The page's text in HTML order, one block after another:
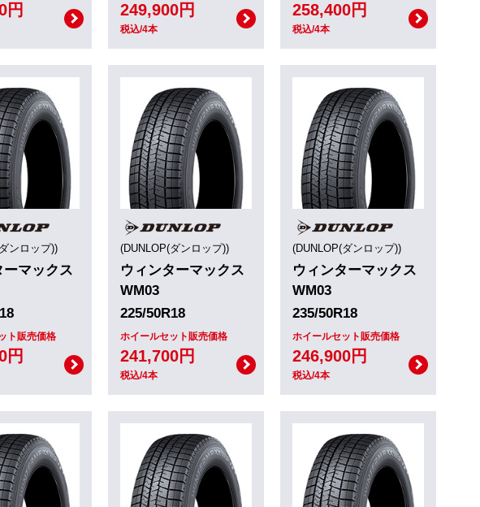
円 249,900円
税込/4本
258,400円
税込/4本
ンロップ))
ーマックス
ト販売価格
円
(DUNLOP(ダンロップ))
ウィンターマックス
WM03
225/50R18
ホイールセット販売価格
241,700円
税込/4本
(DUNLOP(ダンロップ))
ウィンターマックス
WM03
235/50R18
ホイールセット販売価格
246,900円
税込/4本